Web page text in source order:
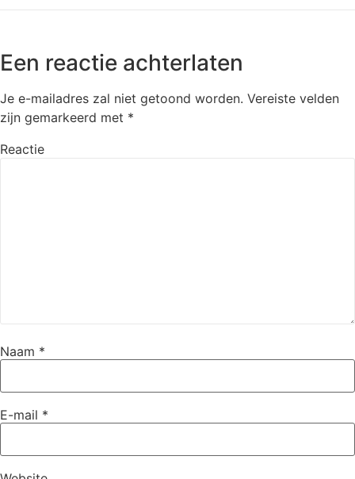
Een reactie achterlaten
Je e-mailadres zal niet getoond worden. Vereiste velden
zijn gemarkeerd met *
Reactie
Naam *
E-mail *